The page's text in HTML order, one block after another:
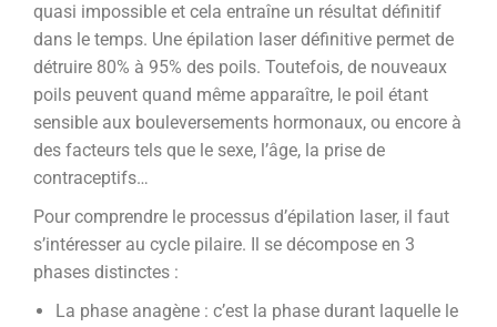
quasi impossible et cela entraîne un résultat définitif
dans le temps. Une épilation laser définitive permet de
détruire 80% à 95% des poils. Toutefois, de nouveaux
poils peuvent quand même apparaître, le poil étant
sensible aux bouleversements hormonaux, ou encore à
des facteurs tels que le sexe, l’âge, la prise de
contraceptifs…
Pour comprendre le processus d’épilation laser, il faut
s’intéresser au cycle pilaire. Il se décompose en 3
phases distinctes :
La phase anagène : c’est la phase durant laquelle le